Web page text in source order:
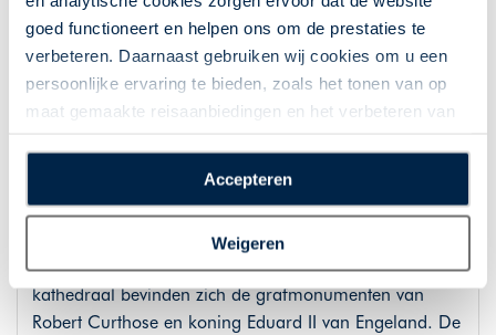
goed functioneert en helpen ons om de prestaties te
verbeteren. Daarnaast gebruiken wij cookies om u een
persoonlijke ervaring te bieden, zoals het tonen van op
maat gemaakte reisaanbiedingen en het verbeteren van
plaatsen van alle hierboven beschreven cookies en
technologieën, waarmee persoonlijke gegevens kunnen
worden verzameld. Indien u kiest voor “Weigeren”
plaatsen wij enkel functionele cookies, en zal er geen
sprake zijn van gepersonaliseerde content.
Accepteren
Weigeren
Dag 7: Gloucester en The Cotswolds
Gloucester Cathedral is één van de mooiste gebouwen
van Engeland. Deze Anglicaanse bisschopskerk
werd in 679 nabij de rivier de Severn gesticht en werd
samen met de abdij gewijd aan Petrus. De abdij werd
later door koning Hendrik VIII ontbonden. In de
kathedraal bevinden zich de grafmonumenten van
Robert Curthose en koning Eduard II van Engeland. De